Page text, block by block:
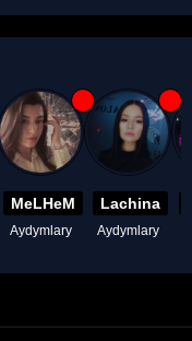
MeLHeM
Aydymlary
Lachina
Aydymlary